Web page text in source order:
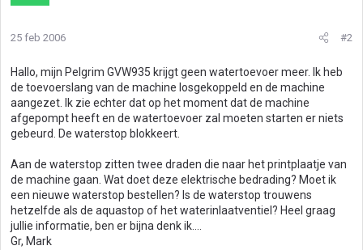
25 feb 2006 #2
Hallo, mijn Pelgrim GVW935 krijgt geen watertoevoer meer. Ik heb
de toevoerslang van de machine losgekoppeld en de machine
aangezet. Ik zie echter dat op het moment dat de machine
afgepompt heeft en de watertoevoer zal moeten starten er niets
gebeurd. De waterstop blokkeert.
Aan de waterstop zitten twee draden die naar het printplaatje van
de machine gaan. Wat doet deze elektrische bedrading? Moet ik
een nieuwe waterstop bestellen? Is de waterstop trouwens
hetzelfde als de aquastop of het waterinlaatventiel? Heel graag
jullie informatie, ben er bijna denk ik....
Gr, Mark